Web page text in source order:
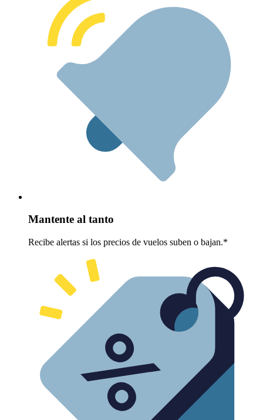
Mantente al tanto
Recibe alertas si los precios de vuelos suben o bajan.*